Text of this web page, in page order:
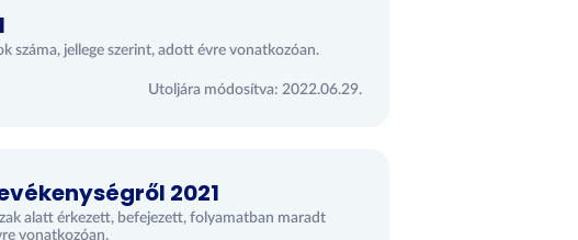
száma, jellege szerint, adott évre vonatkozóan.
Utoljára módosítva: 2022.06.29.
2021
alatt érkezett, befejezett, folyamatban maradt
vonatkozóan.